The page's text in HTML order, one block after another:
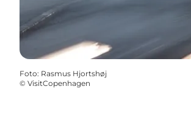
Foto: Rasmus Hjortshøj
© VisitCopenhagen